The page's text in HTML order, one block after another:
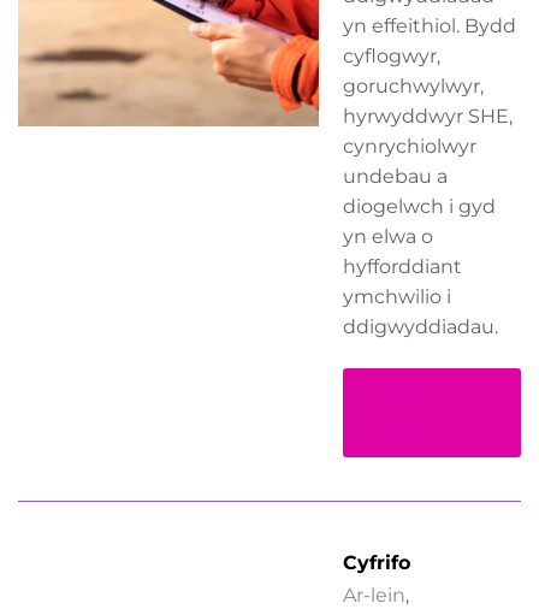
yn effeithiol. Bydd
cyflogwyr,
goruchwylwyr,
hyrwyddwyr SHE,
cynrychiolwyr
undebau a
diogelwch i gyd
yn elwa o
hyfforddiant
ymchwilio i
ddigwyddiadau.
Cyfrifo
Ar-lein,